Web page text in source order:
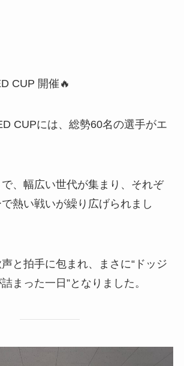
CUP 開催🔥
CUPには、総勢60名の選手がエ
、幅広い世代が集まり、それぞ
熱い戦いが繰り広げられまし
と拍手に包まれ、まさに“ドッジ
まった一日”となりました。